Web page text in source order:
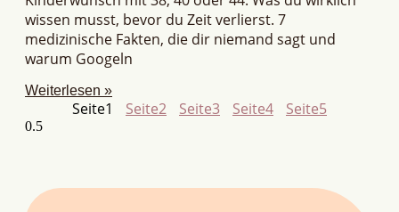
wissen musst, bevor du Zeit verlierst. 7
medizinische Fakten, die dir niemand sagt und
warum Googeln
Weiterlesen »
Seite1 Seite2 Seite3 Seite4 Seite5